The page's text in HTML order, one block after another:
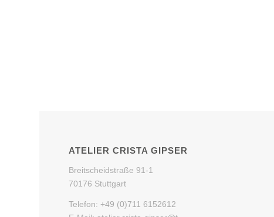
ATELIER CRISTA GIPSER
Breitscheidstraße 91-1
70176 Stuttgart
Telefon: +49 (0)711 6152612